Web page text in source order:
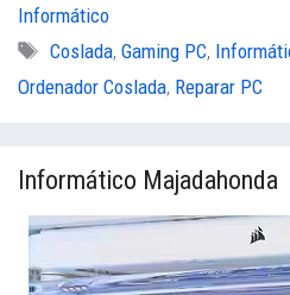
Informático
Etiquetas
Coslada,Gaming PC,
Ordenador Coslada, Reparar PC
Informático Majadahonda